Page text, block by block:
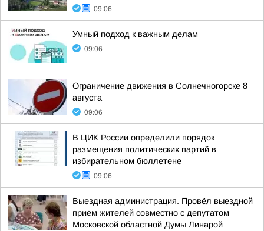
09:06
Умный подход к важным делам
09:06
Ограничение движения в Солнечногорске 8
августа
09:06
В ЦИК России определили порядок
размещения политических партий в
избирательном бюллетене
09:06
Выездная администрация. Провёл выездной
приём жителей совместно с депутатом
Московской областной Думы Линарой